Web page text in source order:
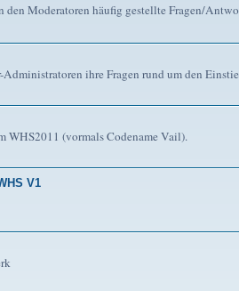
den Moderatoren häufig gestellte Fragen/
Administratoren ihre Fragen rund um den
WHS2011 (vormals Codename Vail).
V1